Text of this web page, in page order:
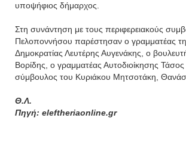
υποψήφιος δήμαρχος.
Στη συνάντηση με τους περιφερειακούς
Πελοποννήσου παρέστησαν ο γραμματέας
Δημοκρατίας Λευτέρης Αυγενάκης, ο
Βορίδης, ο γραμματέας Αυτοδιοίκησης Τάσος
σύμβουλος του Κυριάκου Μητσοτάκη,
Θ.Λ.
Πηγή: eleftheriaonline.gr